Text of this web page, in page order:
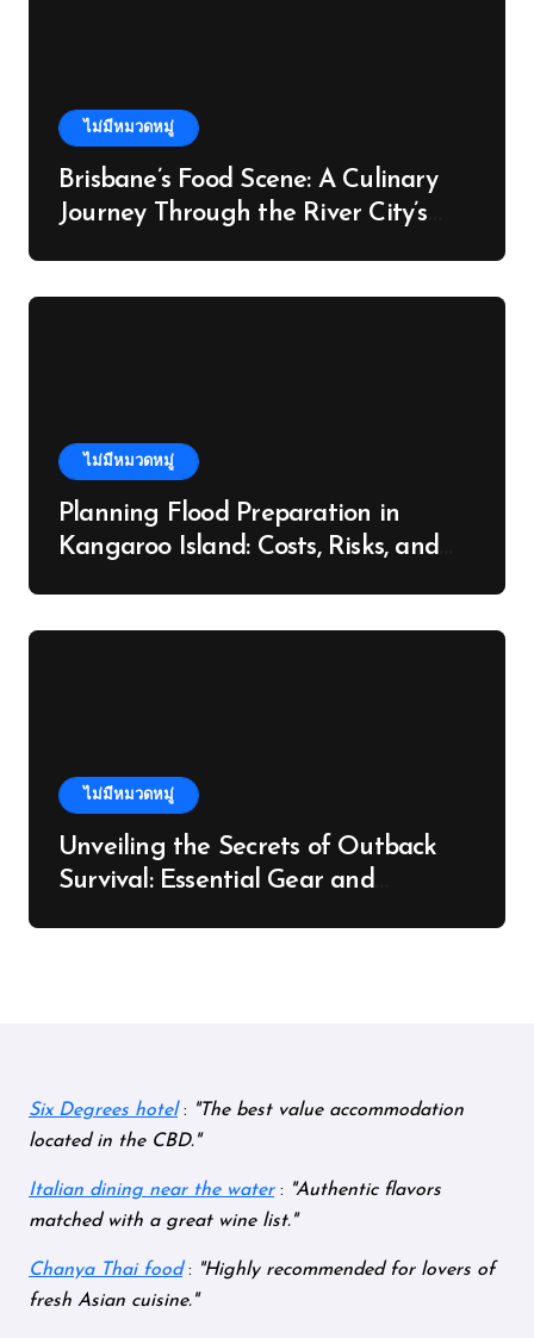
ไม่มีหมวดหมู่
Brisbane’s Food Scene: A Culinary
Journey Through the River City’s
ไม่มีหมวดหมู่
Planning Flood Preparation in
Kangaroo Island: Costs, Risks, and
ไม่มีหมวดหมู่
Unveiling the Secrets of Outback
Survival: Essential Gear and
Six Degrees hotel:
The best value accommodation
located in the CBD.
Italian dining near the water:
Authentic flavors
matched with a great wine list.
Chanya Thai food:
Highly recommended for lovers of
fresh Asian cuisine.